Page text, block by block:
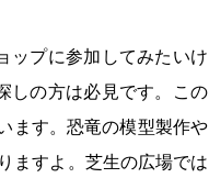
ップに参加してみたいけ
しの方は必見です。この
ます。恐竜の模型製作や
ますよ。芝生の広場では